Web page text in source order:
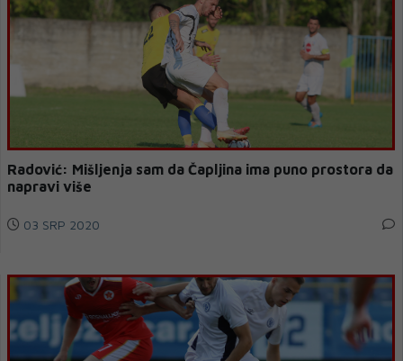
Radović: Mišljenja sam da Čapljina ima puno prostora da
napravi više
03 SRP 2020